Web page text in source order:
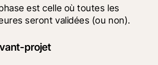
est celle où toutes les
seront validées (ou non).
projet